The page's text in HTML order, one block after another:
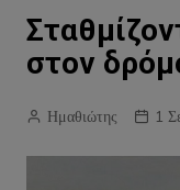
στον
Ημαθιώτης 1